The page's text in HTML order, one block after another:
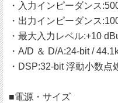
・入力インピーダンス
・出力インピーダンス
・最大入力レベル:+10
・A/D ＆ D/A:24-bit /
・DSP:32-bit 浮動小数点
■電源・サイズ